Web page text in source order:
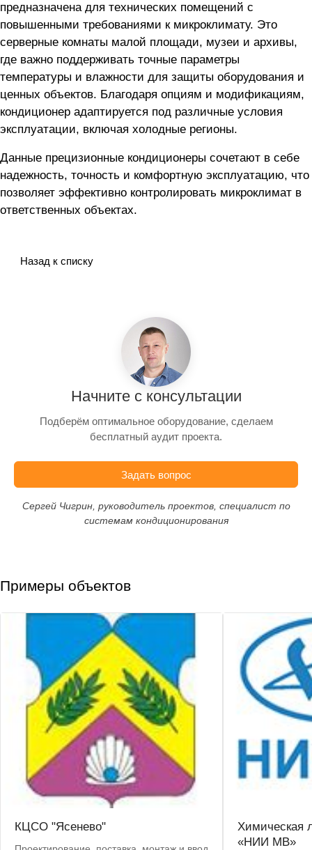
предназначена для технических помещений с
повышенными требованиями к микроклимату. Это
серверные комнаты малой площади, музеи и архивы,
где важно поддерживать точные параметры
температуры и влажности для защиты оборудования и
ценных объектов. Благодаря опциям и модификациям,
кондиционер адаптируется под различные условия
эксплуатации, включая холодные регионы.
Данные прецизионные кондиционеры сочетают в себе
надежность, точность и комфортную эксплуатацию, что
позволяет эффективно контролировать микроклимат в
ответственных объектах.
Назад к списку
Начните с консультации
Подберём оптимальное оборудование, сделаем
бесплатный аудит проекта.
Задать вопрос
Сергей Чигрин, руководитель проектов, специалист по
системам кондиционирования
Примеры объектов
КЦСО "Ясенево"
Химическая
«НИИ МВ»